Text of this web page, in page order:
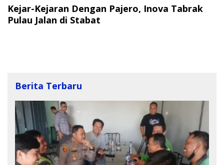
Kejar-Kejaran Dengan Pajero, Inova Tabrak
Pulau Jalan di Stabat
Berita Terbaru